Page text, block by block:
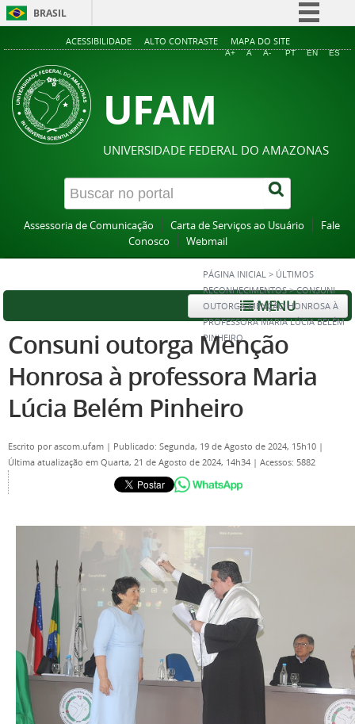
BRASIL
Simplifique!
Acesso à informação
ACESSIBILIDADE ALTO CONTRASTE MAPA DO SITE
A+ A A- PT EN ES
UFAM
UNIVERSIDADE FEDERAL DO AMAZONAS
Assessoria de Comunicação Carta de Serviços ao Usuário
Fale
Conosco
Webmail
PÁGINA INICIAL > ÚLTIMOS
RECONHECIMENTOS >CONSUNI
OUTORGA MENÇÃO HONROSA À
PROFESSORA MARIA LÚCIA BELÉM
PINHEIRO
MENU
Consuni outorga Menção
Honrosa à professora Maria
Lúcia Belém Pinheiro
Escrito porascom.ufam | Publicado: Segunda, 19 de Agosto de 2024, 15h10 |
Última atualização em Quarta, 21 de Agosto de 2024, 14h34 | Acessos: 5882